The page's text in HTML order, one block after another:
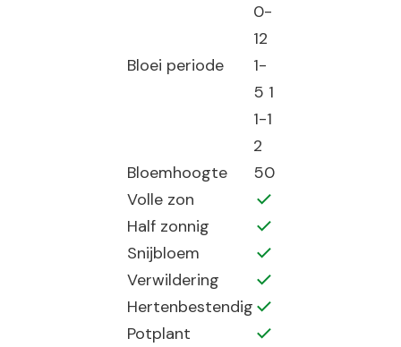
0-
12
Bloei periode
1-
5 1
1-1
2
Bloemhoogte
50
Volle zon
Half zonnig
Snijbloem
Verwildering
Hertenbestendig
Potplant